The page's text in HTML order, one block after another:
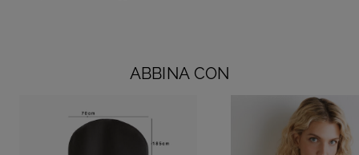
ABBINA CON